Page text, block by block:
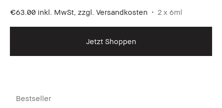
€63.00 inkl. MwSt, zzgl. Versandkosten 2 x 6ml
Jetzt Shoppen
Bestseller